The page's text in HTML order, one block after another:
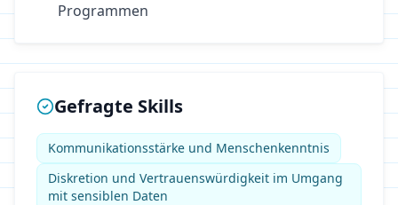
Programmen
Gefragte Skills
Kommunikationsstärke und Menschenkenntnis
Diskretion und Vertrauenswürdigkeit im Umgang
mit sensiblen Daten